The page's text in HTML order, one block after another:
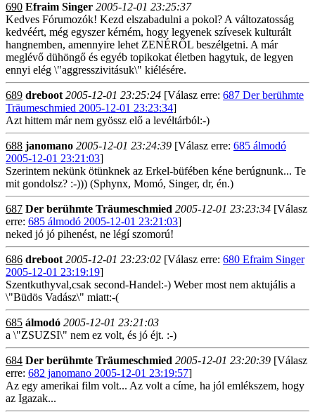
690 Efraim Singer 2005-12-01 23:25:37
Kedves Fórumozók! Kezd elszabadulni a pokol? A változatosság
kedvéért, még egyszer kérném, hogy legyenek szívesek kulturált
hangnemben, amennyire lehet ZENÉRŐL beszélgetni. A már
meglévő dühöngő és egyéb topikokat életben hagytuk, de legyen
ennyi elég \"aggresszivitásuk\" kiélésére.
689 dreboot 2005-12-01 23:25:24 [Válasz erre: 687 Der berühmte
Träumeschmied 2005-12-01 23:23:34]
Azt hittem már nem gyössz elő a levéltárból:-)
688 janomano 2005-12-01 23:24:39 [Válasz erre: 685 álmodó
2005-12-01 23:21:03]
Szerintem nekünk ötünknek az Erkel-büfében kéne berúgnunk... Te
mit gondolsz? :-))) (Sphynx, Momó, Singer, dr, én.)
687 Der berühmte Träumeschmied 2005-12-01 23:23:34 [Válasz
erre: 685 álmodó 2005-12-01 23:21:03]
neked jó jó pihenést, ne légí szomorú!
686 dreboot 2005-12-01 23:23:02 [Válasz erre: 680 Efraim Singer
2005-12-01 23:19:19]
Szentkuthyval,csak second-Handel:-) Weber most nem aktujális a
\"Büdös Vadász\" miatt:-(
685 álmodó 2005-12-01 23:21:03
a \"ZSUZSI\" nem ez volt, és jó éjt. :-)
684 Der berühmte Träumeschmied 2005-12-01 23:20:39 [Válasz
erre: 682 janomano 2005-12-01 23:19:57]
Az egy amerikai film volt... Az volt a címe, ha jól emlékszem, hogy
az Igazak...